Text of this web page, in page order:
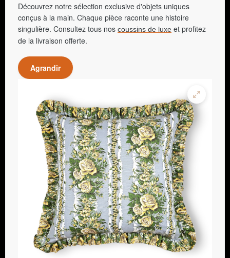
Découvrez notre sélection exclusive d'objets uniques
conçus à la main. Chaque pièce raconte une histoire
singulière. Consultez tous nos coussins de luxe et profitez
de la livraison offerte.
Agrandir